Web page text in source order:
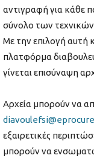
αντιγραφή για κάθε
σύνολο των
Με την επιλογή αυτή
πλατφόρμα
γίνεται επισύναψη
Αρχεία μπορούν να
εξαιρετικές
μπορούν να